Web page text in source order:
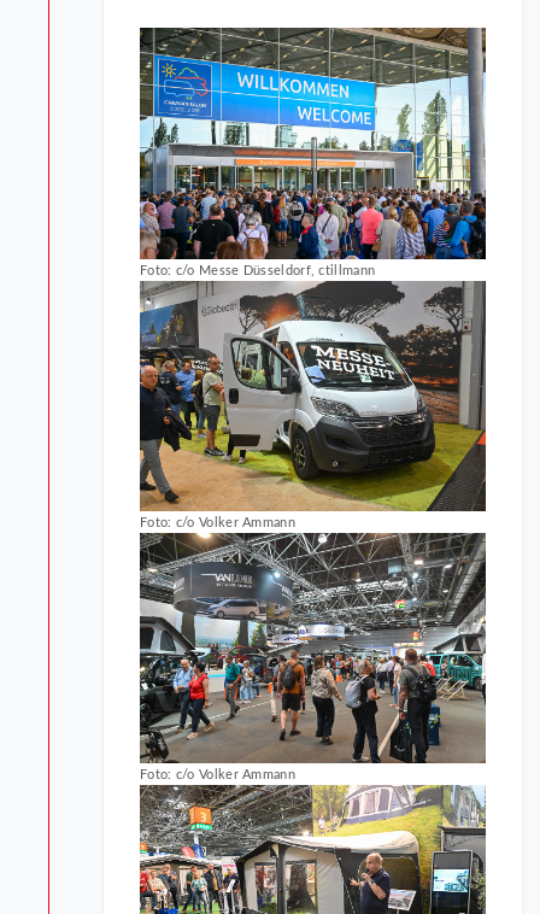
Foto: c/o Messe Düsseldorf, ctillmann
Foto: c/o Volker Ammann
Foto: c/o Volker Ammann